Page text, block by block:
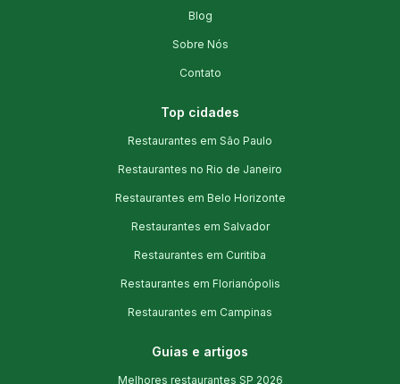
Blog
Sobre Nós
Contato
Top cidades
Restaurantes em São Paulo
Restaurantes no Rio de Janeiro
Restaurantes em Belo Horizonte
Restaurantes em Salvador
Restaurantes em Curitiba
Restaurantes em Florianópolis
Restaurantes em Campinas
Guias e artigos
Melhores restaurantes SP 2026